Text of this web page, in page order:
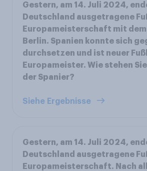
Gestern, am 14. Juli 2024,
Deutschland ausgetragene
Europameisterschaft mit dem
Berlin. Spanien konnte sich
durchsetzen und ist neuer
Europameister. Wie stehen
der Spanier?
Siehe Ergebnisse
Gestern, am 14. Juli 2024,
Deutschland ausgetragene
Europameisterschaft. Nach